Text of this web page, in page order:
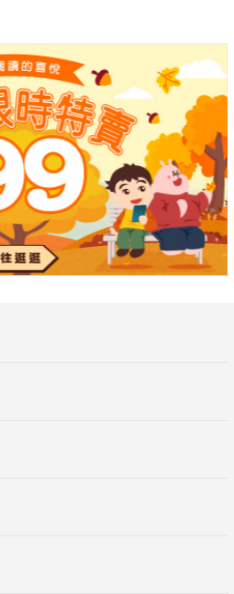
捷徑
離奇，笑死人不償命。
本！
色！☆
色！☆
，能成功扭轉大家的看法嗎?
人嗎?
品，引領孩子一起進入這個意想不
！每當我從他的房間裡聽到笑聲時，
喜歡這些「壞蛋」試圖做好人。